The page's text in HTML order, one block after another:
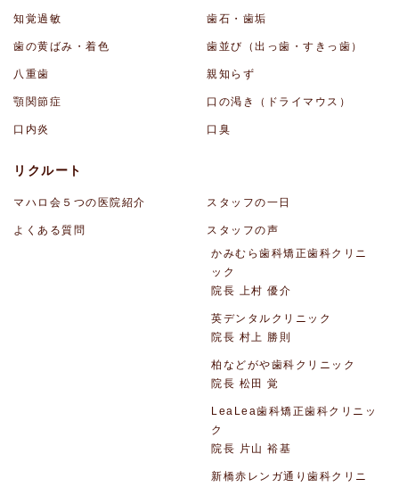
知覚過敏 歯石・歯垢
歯の黄ばみ・着色 歯並び（出っ歯・すきっ歯）
八重歯 親知らず
顎関節症 口の渇き（ドライマウス）
口内炎 口臭
リクルート
マハロ会５つの医院紹介 スタッフの一日
よくある質問
スタッフの声
かみむら歯科矯正歯科クリニ
ック
院長 上村 優介
英デンタルクリニック
院長 村上 勝則
柏などがや歯科クリニック
院長 松田 覚
LeaLea歯科矯正歯科クリニッ
ク
院長 片山 裕基
新橋赤レンガ通り歯科クリニ